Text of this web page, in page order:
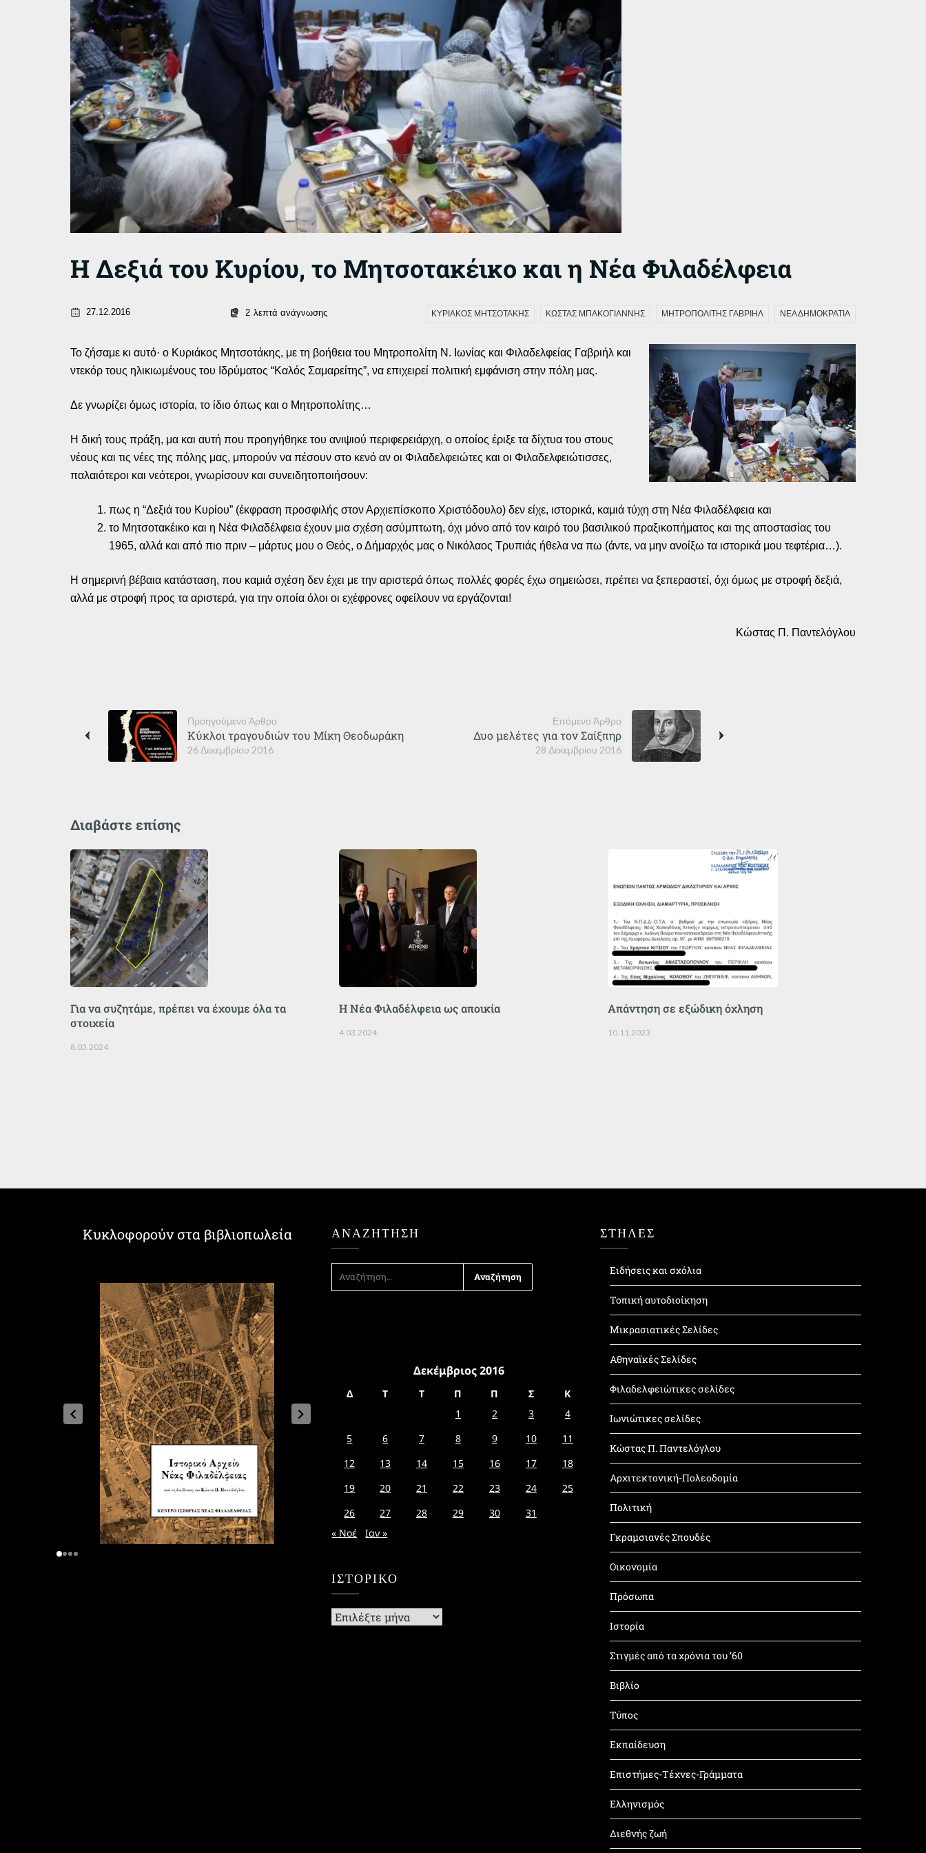
Η Δεξιά του Κυρίου, το Μητσοτακέικο και η Νέα Φιλαδέλφεια
27.12.2016 2 λεπτά ανάγνωσης ΚΥΡΙΑΚΟΣ ΜΗΤΣΟΤΑΚΗΣ ΚΩΣΤΑΣ ΜΠΑΚΟΓΙΑΝΝΗΣ ΜΗΤΡΟΠΟΛΙΤΗΣ ΓΑΒΡΙΗΛ ΝΕΑ ΔΗΜΟΚΡΑΤΙΑ
Το ζήσαμε κι αυτό· ο Κυριάκος Μητσοτάκης, με τη βοήθεια του Μητροπολίτη Ν. Ιωνίας και Φιλαδελφείας Γαβριήλ και
ντεκόρ τους ηλικιωμένους του Ιδρύματος “Καλός Σαμαρείτης”, να επιχειρεί πολιτική εμφάνιση στην πόλη μας.
Δε γνωρίζει όμως ιστορία, το ίδιο όπως και ο Μητροπολίτης…
Η δική τους πράξη, μα και αυτή που προηγήθηκε του ανιψιού περιφερειάρχη, ο οποίος έριξε τα δίχτυα του στους
νέους και τις νέες της πόλης μας, μπορούν να πέσουν στο κενό αν οι Φιλαδελφειώτες και οι Φιλαδελφειώτισσες,
παλαιότεροι και νεότεροι, γνωρίσουν και συνειδητοποιήσουν:
πως η “Δεξιά του Κυρίου” (έκφραση προσφιλής στον Αρχιεπίσκοπο Χριστόδουλο) δεν είχε, ιστορικά, καμιά τύχη στη Νέα Φιλαδέλφεια και
το Μητσοτακέικο και η Νέα Φιλαδέλφεια έχουν μια σχέση ασύμπτωτη, όχι μόνο από τον καιρό του βασιλικού πραξικοπήματος και της αποστασίας του
1965, αλλά και από πιο πριν – μάρτυς μου ο Θεός, ο Δήμαρχός μας ο Νικόλαος Τρυπιάς ήθελα να πω (άντε, να μην ανοίξω τα ιστορικά μου τεφτέρια…).
Η σημερινή βέβαια κατάσταση, που καμιά σχέση δεν έχει με την αριστερά όπως πολλές φορές έχω σημειώσει, πρέπει να ξεπεραστεί, όχι όμως με στροφή δεξιά,
αλλά με στροφή προς τα αριστερά, για την οποία όλοι οι εχέφρονες οφείλουν να εργάζονται!
Κώστας Π. Παντελόγλου
Προηγούμενο Άρθρο
26 Δεκεμβρίου 2016
Κύκλοι τραγουδιών του Μίκη Θεοδωράκη
Επόμενο Άρθρο
28 Δεκεμβρίου 2016
Δυο μελέτες για τον Σαίξπηρ
Διαβάστε επίσης
Για να συζητάμε, πρέπει να έχουμε όλα τα
στοιχεία
8.03.2024
Η Νέα Φιλαδέλφεια ως αποικία
4.03.2024
Απάντηση σε εξώδικη όχληση
10.11.2023
Κυκλοφορούν στα βιβλιοπωλεία ΑΝΑΖΉΤΗΣΗ
ΑΝΑΖΉΤΗΣΗ
ΓΙΑ:
Δεκέμβριος 2016
Δ Τ Τ Π Π Σ
Κ
1
2 3
4
5
6 7 8 9 10
11
12
13 14 15 16 17
18
19
20 21 22 23 24
25
26
27 28 29 30
31
« Νοέ
Ιαν »
ΙΣΤΟΡΙΚΌ
Ιστορικό
ΣΤΗΛΕΣ
Ειδήσεις και σχόλια
Τοπική αυτοδιοίκηση
Μικρασιατικές Σελίδες
Αθηναϊκές Σελίδες
Φιλαδελφειώτικες σελίδες
Ιωνιώτικες σελίδες
Κώστας Π. Παντελόγλου
Αρχιτεκτονική-Πολεοδομία
Πολιτική
Γκραμσιανές Σπουδές
Οικονομία
Πρόσωπα
Ιστορία
Στιγμές από τα χρόνια του ’60
Βιβλίο
Τύπος
Εκπαίδευση
Επιστήμες-Τέχνες-Γράμματα
Ελληνισμός
Διεθνής ζωή